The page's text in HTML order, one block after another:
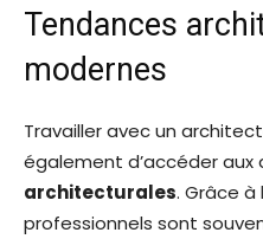
Tendances
modernes
Travailler avec un
également d’accéder aux
architecturales. Grâce à
professionnels sont